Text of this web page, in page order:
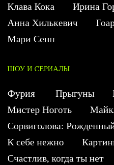
Клава Кока
Ирина
Анна Хилькевич
Мари Сенн
ШОУ И СЕРИАЛЫ
Фурия Прыгуны
Мистер Ноготь
Сорвиголова:
К себе нежно
Счастлив, когда ты нет